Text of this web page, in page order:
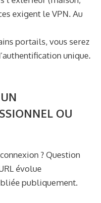
exigent le VPN. Au
portails, vous serez
unique.
OU
? Question
évolue
publiquement.